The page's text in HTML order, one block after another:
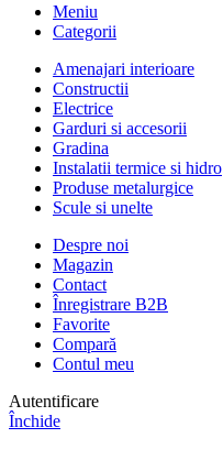
Meniu
Categorii
Amenajari interioare
Constructii
Electrice
Garduri si accesorii
Gradina
Instalatii termice si hidro
Produse metalurgice
Scule si unelte
Despre noi
Magazin
Contact
Înregistrare B2B
Favorite
Compară
Contul meu
Autentificare
Închide